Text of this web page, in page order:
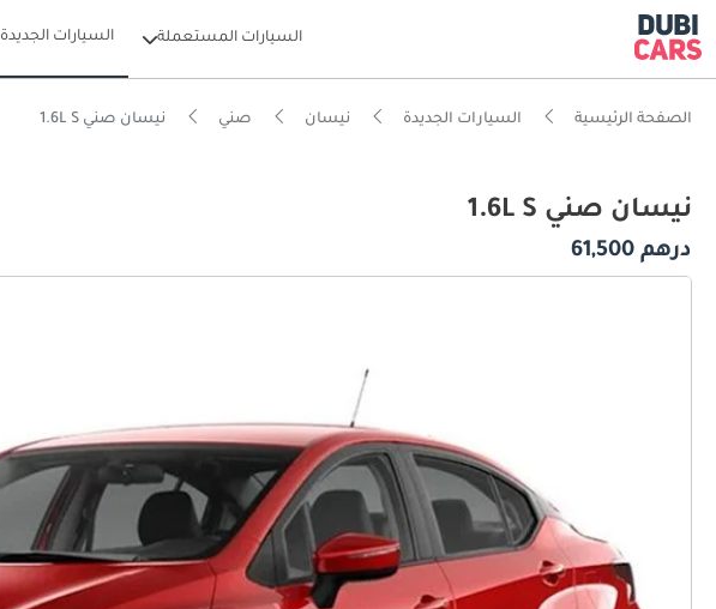
السيارات المستعملة السيارات الجديدة
الصفحة الرئيسية السيارات الجديدة نيسان صني نيسان صني 1.6L S
نيسان صني 1.6L S
درهم 61,500